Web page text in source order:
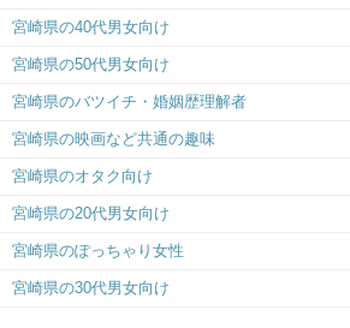
宮崎県の40代男女向け
宮崎県の50代男女向け
宮崎県のバツイチ・婚姻歴理解者
宮崎県の映画など共通の趣味
宮崎県のオタク向け
宮崎県の20代男女向け
宮崎県のぽっちゃり女性
宮崎県の30代男女向け